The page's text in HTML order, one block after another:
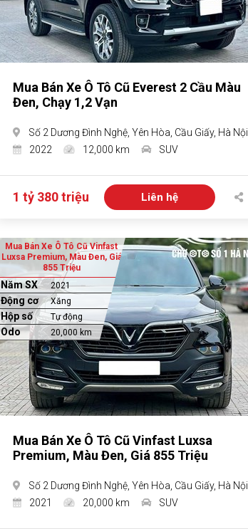
Mua Bán Xe Ô Tô Cũ Everest 2 Cầu Màu
Đen, Chạy 1,2 Vạn
Số 2 Dương Đình Nghệ, Yên Hòa, Cầu Giấy, Hà Nội
2022
12,000 km SUV
1 tỷ 380 triệu Liên hệ
Mua Bán Xe Ô Tô Cũ Vinfast
Luxsa Premium, Màu Đen, Giá
855 Triệu
Năm SX 2021
Động cơ Xăng
Hộp số Tự động
Odo 20,000 km
Mua Bán Xe Ô Tô Cũ Vinfast Luxsa
Premium, Màu Đen, Giá 855 Triệu
Số 2 Dương Đình Nghệ, Yên Hòa, Cầu Giấy, Hà Nội
2021
20,000 km SUV